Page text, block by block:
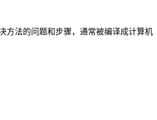
方法的问题和步骤，通常被编译成计算机